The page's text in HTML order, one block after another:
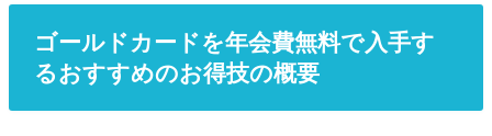
ゴールドカードを年会費無料で入手す
るおすすめのお得技の概要